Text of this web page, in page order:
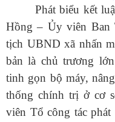
Phát biểu kết
Hồng – Ủy viên Ban
tịch UBND xã nhấn
bản là chủ trương
tinh gọn bộ máy,
thống chính trị ở cơ
viên Tổ công tác